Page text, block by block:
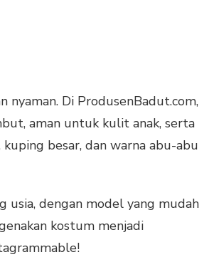
nyaman. Di ProdusenBadut.com,
aman untuk kulit anak, serta
besar, dan warna abu-abu
dengan model yang mudah
kostum menjadi